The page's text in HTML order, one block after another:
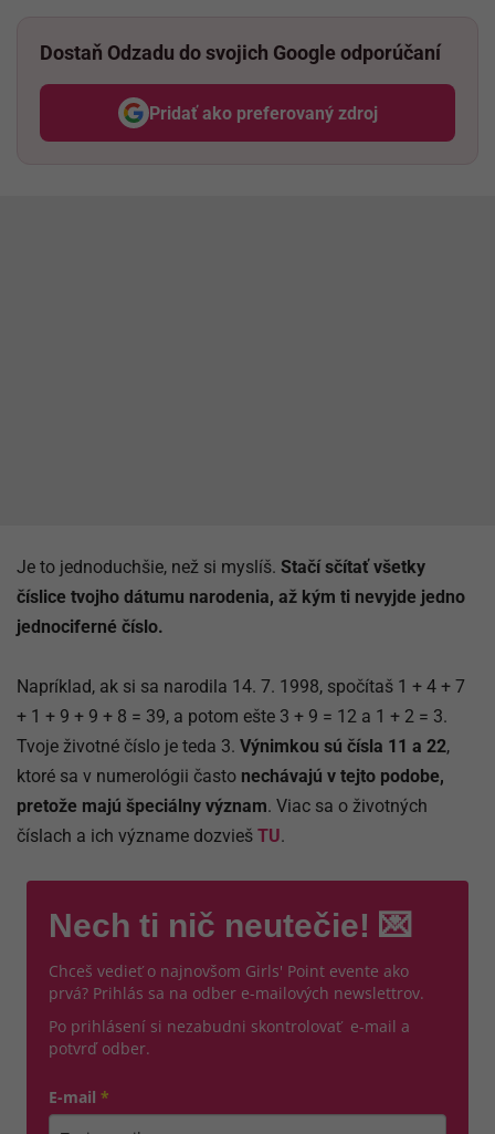
Dostaň Odzadu do svojich Google odporúčaní
Pridať ako preferovaný zdroj
Odzadu, odkaz sa otvorí v
Je to jednoduchšie, než si myslíš. Stačí sčítať všetky
číslice tvojho dátumu narodenia, až kým ti nevyjde jedno
jednociferné číslo.
Napríklad, ak si sa narodila 14. 7. 1998, spočítaš 1 + 4 + 7
+ 1 + 9 + 9 + 8 = 39, a potom ešte 3 + 9 = 12 a 1 + 2 = 3.
Tvoje životné číslo je teda 3. Výnimkou sú čísla 11 a 22,
ktoré sa v numerológii často nechávajú v tejto podobe,
pretože majú špeciálny význam. Viac sa o životných
číslach a ich význame dozvieš TU.
Nech ti nič neutečie! 💌
Chceš vedieť o najnovšom Girls' Point evente ako
prvá? Prihlás sa na odber e-mailových newslettrov.
Po prihlásení si nezabudni skontrolovať e-mail a
potvrď odber.
E-mail *